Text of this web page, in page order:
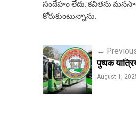
సందేహం లేదు. కవితను
కోరుకుంటున్నాను.
P
o
s
←
पुष्पक
August 1,